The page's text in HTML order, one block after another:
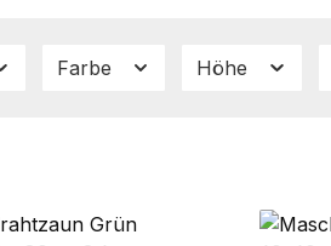
Farbe Höhe